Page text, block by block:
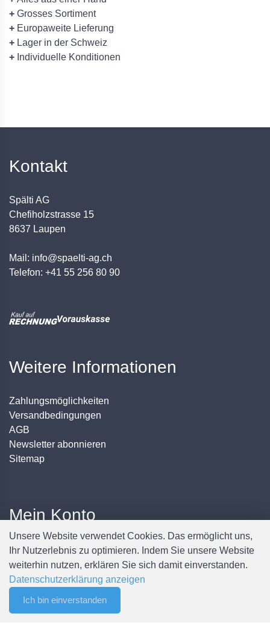
Filter Merkliste
+ Grosses Sortiment
+ Europaweite Lieferung
+ Lager in der Schweiz
+ Individuelle Konditionen
Kontakt
Spälti AG
Chefiholzstrasse 15
8637 Laupen
Mail: info@spaelti-ag.ch
Telefon: +41 55 256 80 90
Weitere Informationen
Zahlungsmöglichkeiten
Versandbedingungen
AGB
Newsletter abonnieren
Sitemap
Mein Konto
Anmelden / Registrieren
Mein Konto
Meine Bestellungen
Passwort ändern
Unsere Website verwendet Cookies. Das ermöglicht uns,
Ihr Nutzerlebnis zu optimieren. Indem Sie unsere Website
weiterhin nutzen, erklären Sie sich damit einverstanden.
Datenschutzerklärung anzeigen
Ich bin einverstanden